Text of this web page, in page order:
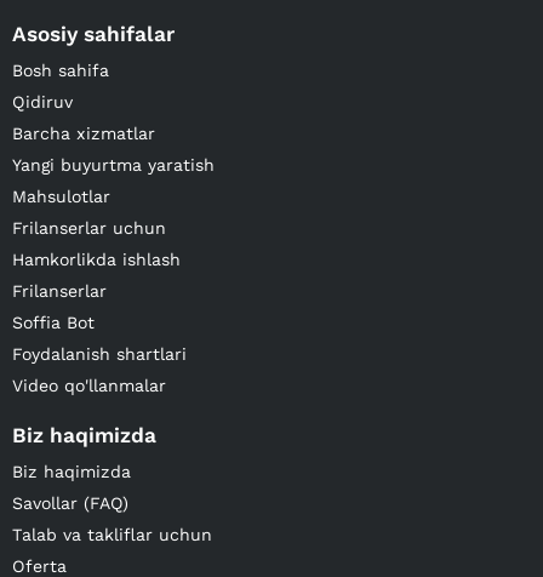
Asosiy sahifalar
Bosh sahifa
Qidiruv
Barcha xizmatlar
Yangi buyurtma yaratish
Mahsulotlar
Frilanserlar uchun
Hamkorlikda ishlash
Frilanserlar
Soffia Bot
Foydalanish shartlari
Video qo'llanmalar
Biz haqimizda
Biz haqimizda
Savollar (FAQ)
Talab va takliflar uchun
Oferta